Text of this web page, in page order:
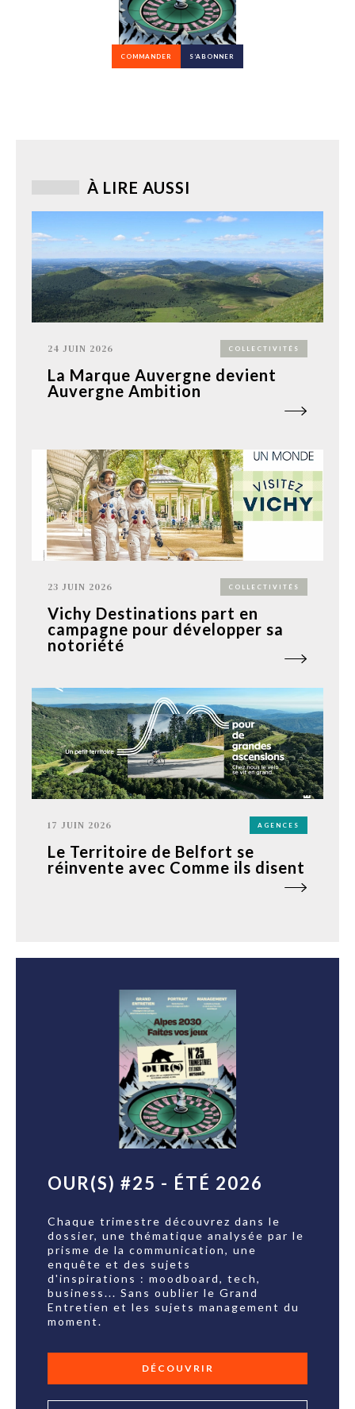
COMMANDER S’ABONNER
À LIRE AUSSI
24 JUIN 2026 COLLECTIVITÉS
La Marque Auvergne devient
Auvergne Ambition
23 JUIN 2026 COLLECTIVITÉS
Vichy Destinations part en
campagne pour développer sa
notoriété
17 JUIN 2026 AGENCES
Le Territoire de Belfort se
réinvente avec Comme ils disent
OUR(S) #25 - ÉTÉ 2026
Chaque trimestre découvrez dans le
dossier, une thématique analysée par le
prisme de la communication, une
enquête et des sujets
d'inspirations : moodboard, tech,
business... Sans oublier le Grand
Entretien et les sujets management du
moment.
DÉCOUVRIR